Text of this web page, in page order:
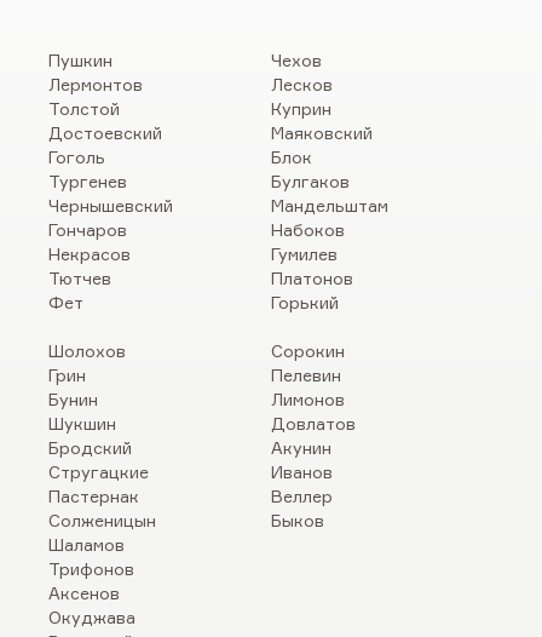
Пушкин
Лермонтов
Толстой
Достоевский
Гоголь
Тургенев
Чернышевский
Гончаров
Некрасов
Тютчев
Фет
Чехов
Лесков
Куприн
Маяковский
Блок
Булгаков
Мандельштам
Набоков
Гумилев
Платонов
Горький
Шолохов
Грин
Бунин
Шукшин
Бродский
Стругацкие
Пастернак
Солженицын
Шаламов
Трифонов
Аксенов
Окуджава
Сорокин
Пелевин
Лимонов
Довлатов
Акунин
Иванов
Веллер
Быков